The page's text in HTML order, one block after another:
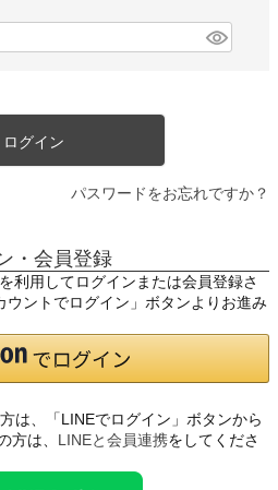
ログイン
パスワードをお忘れですか？
・会員登録
利用してログインまたは会員登録さ
ントでログイン」ボタンよりお進み
は、「LINEでログイン」ボタンから
方は、 LINEと会員連携をしてくださ